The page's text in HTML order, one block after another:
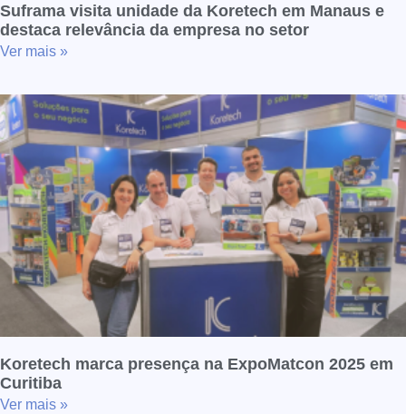
Suframa visita unidade da Koretech em Manaus e
destaca relevância da empresa no setor
Ver mais »
Koretech marca presença na ExpoMatcon 2025 em
Curitiba
Ver mais »